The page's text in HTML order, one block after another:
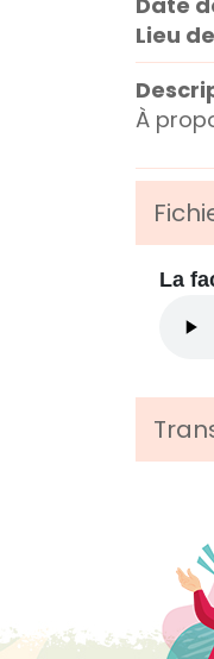
Lieu
À
La